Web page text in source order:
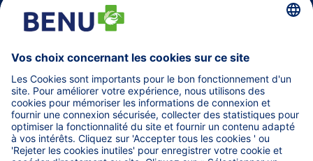
Pharmacies BENU
Jobs
Autres informations
Blogs
Helena
TARIFS des soins remboursés
Trouver une pharmacie (de garde)
Ordre des Pharmaciens
Code de déontologie pharmaceutique
afmps
MINT - Professionnels de la santé
Matériel médical pour pros
WeCarePro - Info professionnels santé
Conditions générales